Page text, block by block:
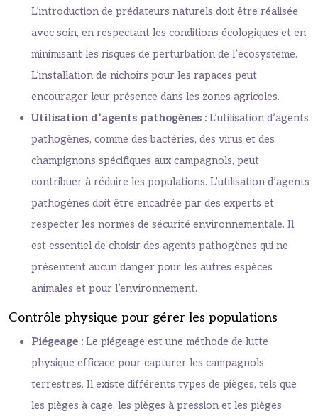
L’introduction de prédateurs naturels doit être réalisée
avec soin, en respectant les conditions écologiques et en
minimisant les risques de perturbation de l’écosystème.
L’installation de nichoirs pour les rapaces peut
encourager leur présence dans les zones agricoles.
Utilisation d’agents pathogènes : L’utilisation d’agents
pathogènes, comme des bactéries, des virus et des
champignons spécifiques aux campagnols, peut
contribuer à réduire les populations. L’utilisation d’agents
pathogènes doit être encadrée par des experts et
respecter les normes de sécurité environnementale. Il
est essentiel de choisir des agents pathogènes qui ne
présentent aucun danger pour les autres espèces
animales et pour l’environnement.
Contrôle physique pour gérer les populations
Piégeage : Le piégeage est une méthode de lutte
physique efficace pour capturer les campagnols
terrestres. Il existe différents types de pièges, tels que
les pièges à cage, les pièges à pression et les pièges